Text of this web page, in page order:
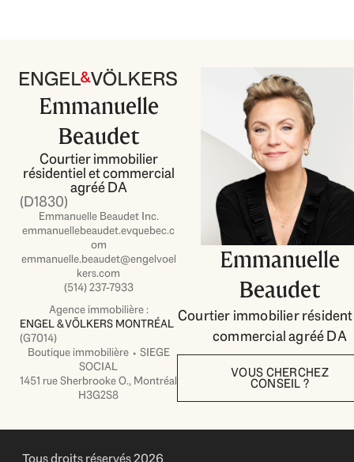
Emmanuelle
Beaudet
Courtier immobilier
résidentiel et commercial
agréé DA
(D1830)
Emmanuelle Beaudet Inc.
emmanuellebeaudet.evquebec.c
om
emmanuelle.beaudet@engelvoel
kers.com
(514) 237-7933
Agence immobilière :
ENGEL & VÖLKERS MONTRÉAL
(G7014)
Boutique immobilière ⬩ SIEGE
SOCIAL
1451 rue Sherbrooke O., Montréal
H3G2S8
Emmanuelle
Beaudet
Courtier immobilier
commercial agréé DA
VOUS CHERCHEZ
CONSEIL ?
Tous droits réservés 2026